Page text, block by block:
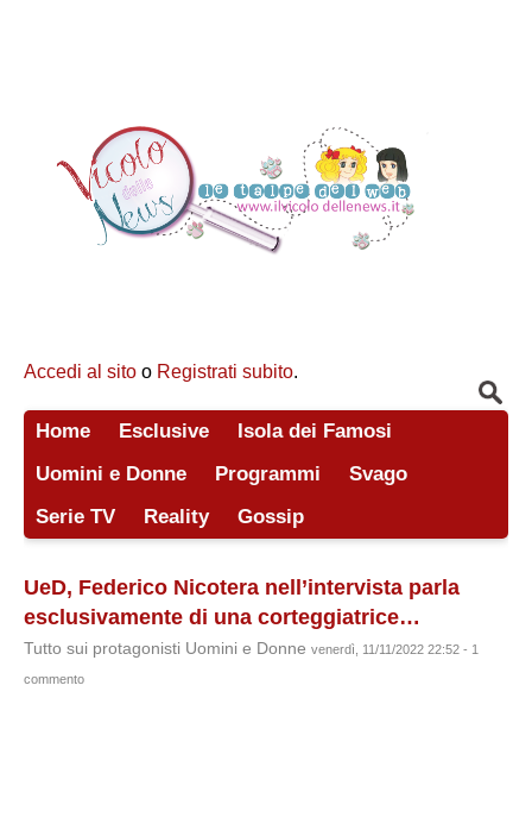
Accedi al sito o Registrati subito.
Home Esclusive
Isola dei Famosi
Uomini e Donne
Programmi
Svago
Serie TV
Reality Gossip
UeD, Federico Nicotera nell’intervista parla
esclusivamente di una corteggiatrice…
Tutto sui protagonisti Uomini e Donne venerdì, 11/11/2022 22:52 - 1
commento